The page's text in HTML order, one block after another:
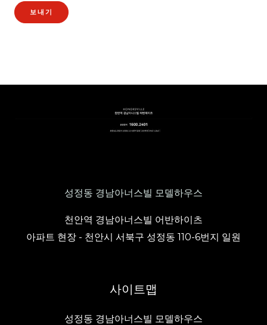
성정동 경남아너스빌 모델하우스
천안역 경남아너스빌 어반하이츠
아파트 현장 - 천안시 서북구 성정동 110-6번지 일원
사이트맵
성정동 경남아너스빌 모델하우스